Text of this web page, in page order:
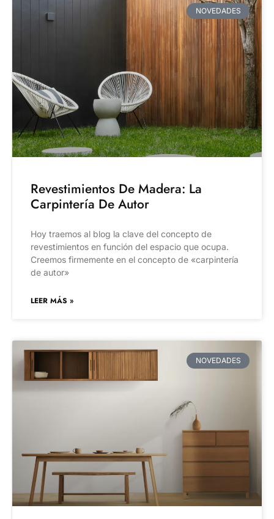
NOVEDADES
Revestimientos De Madera: La
Carpintería De Autor
Hoy traemos al blog la clave del concepto de
revestimientos en función del espacio que ocupa.
Creemos firmemente en el concepto de «carpintería
de autor»
LEER MÁS »
NOVEDADES